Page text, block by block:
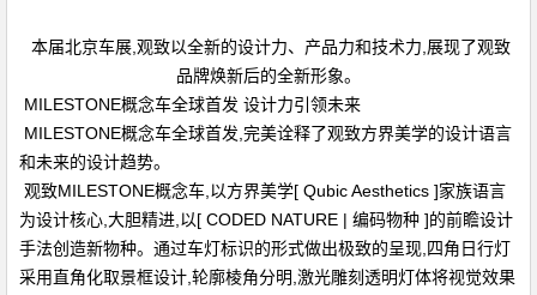
本届北京车展,观致以全新的设计力、产品力和技术力,展现了观致
品牌焕新后的全新形象。
MILESTONE概念车全球首发 设计力引领未来
MILESTONE概念车全球首发,完美诠释了观致方界美学的设计语言
和未来的设计趋势。
观致MILESTONE概念车,以方界美学[ Qubic Aesthetics ]家族语言
为设计核心,大胆精进,以[ CODED NATURE | 编码物种 ]的前瞻设计
手法创造新物种。通过车灯标识的形式做出极致的呈现,四角日行灯
采用直角化取景框设计,轮廓棱角分明,激光雕刻透明灯体将视觉效果